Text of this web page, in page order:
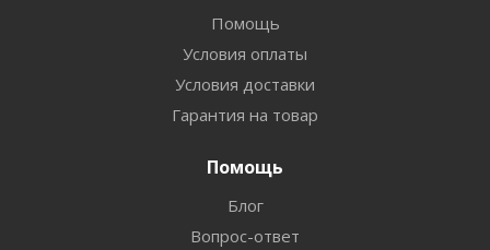
Помощь
Условия оплаты
Условия доставки
Гарантия на товар
Помощь
Блог
Вопрос-ответ